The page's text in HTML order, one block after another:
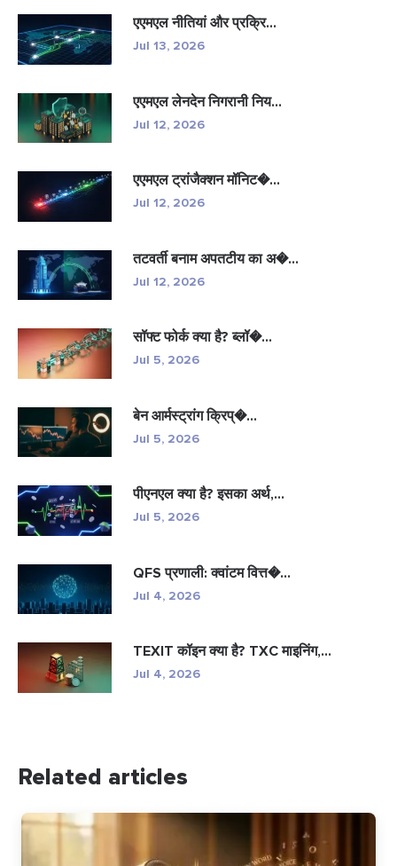
एएमएल नीतियां और प्रक्रि...
Jul 13, 2026
एएमएल लेनदेन निगरानी निय...
Jul 12, 2026
एएमएल ट्रांजैक्शन मॉनिट�...
Jul 12, 2026
तटवर्ती बनाम अपतटीय का अ�...
Jul 12, 2026
सॉफ्ट फोर्क क्या है? ब्लॉ�...
Jul 5, 2026
बेन आर्मस्ट्रांग क्रिप्�...
Jul 5, 2026
पीएनएल क्या है? इसका अर्थ,...
Jul 5, 2026
QFS प्रणाली: क्वांटम वित्त�...
Jul 4, 2026
TEXIT कॉइन क्या है? TXC माइनिंग,...
Jul 4, 2026
Related articles